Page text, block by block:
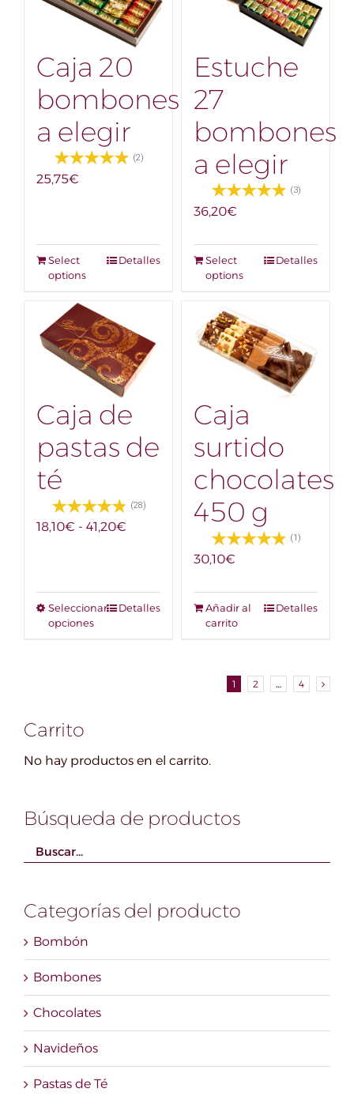
Caja 20
bombones
a elegir
(2)
25,75€
Select
options
Detalles
Estuche
27
bombones
a elegir
(3)
36,20€
Select
options
Detalles
Caja de
pastas de
té
(28)
18,10€ - 41,20€Rango
18,10€
Seleccionar
opciones
Este
pueden
la
Detalles
Caja
surtido
chocolates
450 g
(1)
30,10€
Añadir al
carrito
Detalles
1 2 … 4
Carrito
No hay productos en el carrito.
Búsqueda de productos
Categorías del producto
Bombón
Bombones
Chocolates
Navideños
Pastas de Té